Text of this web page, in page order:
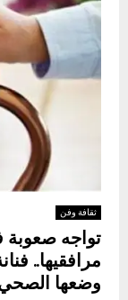
ثقافة وفن
تواجه
مرافقيها..
وضعها